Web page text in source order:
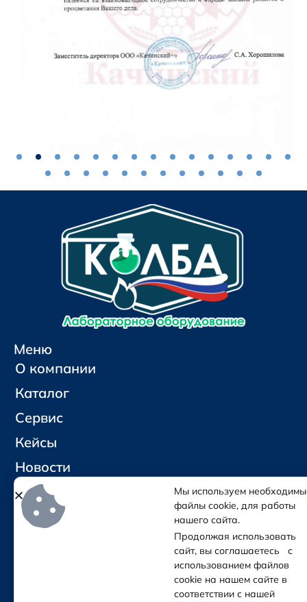
Меню
О компании
Каталог
Сервис
Кейсы
Новости
Контакты
Социальные сети и контакты
Мы используем
файлы cookie, для работы
нашего сайта.
Продолжая использовать
сайт, вы соглашаетесь с
использованием файлов
cookie на нашем сайте в
соответствии с нашей